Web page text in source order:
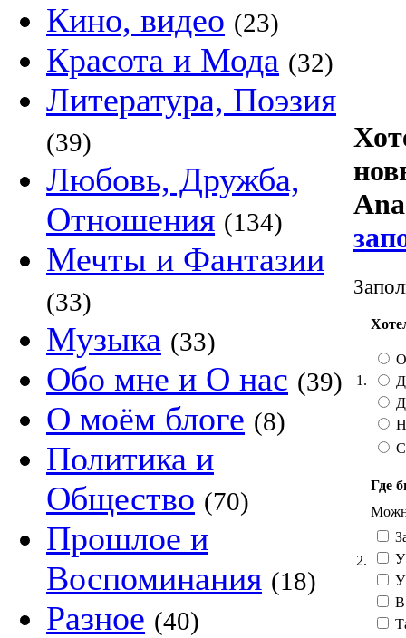
Кино, видео (23)
Красота и Мода (32)
Литература, Поэзия
(39)
Любовь, Дружба,
Отношения (134)
Мечты и Фантазии
(33)
Музыка (33)
Обо мне и О нас (39)
О моём блоге (8)
Политика и
Общество (70)
Прошлое и
Воспоминания (18)
Разное (40)
1.
2.
Где
У
У
В